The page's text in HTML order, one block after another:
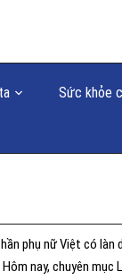
Sức khỏe
phụ nữ Việt có làn
nay, chuyên